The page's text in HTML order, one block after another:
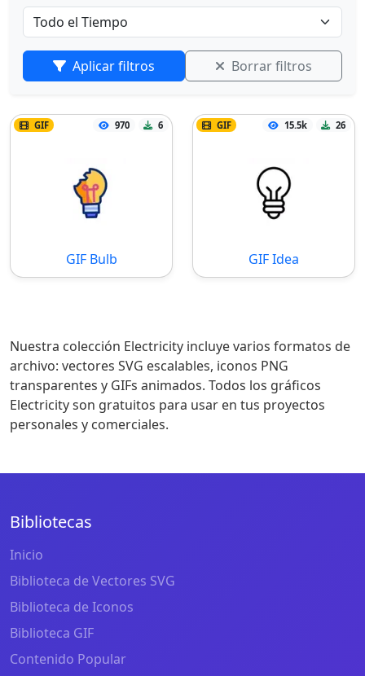
Aplicar filtros Borrar filtros
GIF 970 6
GIF Bulb
GIF 15.5k 26
GIF Idea
Nuestra colección Electricity incluye varios formatos de
archivo: vectores SVG escalables, iconos PNG
transparentes y GIFs animados. Todos los gráficos
Electricity son gratuitos para usar en tus proyectos
personales y comerciales.
Bibliotecas
Inicio
Biblioteca de Vectores SVG
Biblioteca de Iconos
Biblioteca GIF
Contenido Popular